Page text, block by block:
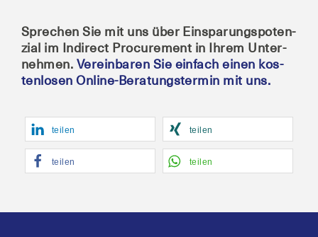
Spre­chen Sie mit uns über Ein­spa­rungs­po­ten­
zi­al im Indi­rect Pro­cu­re­ment in Ihrem Unter­
neh­men. Ver­ein­ba­ren Sie ein­fach einen kos­
ten­lo­sen Online-Bera­tungs­ter­min mit uns.
tei­len tei­len
tei­len tei­len